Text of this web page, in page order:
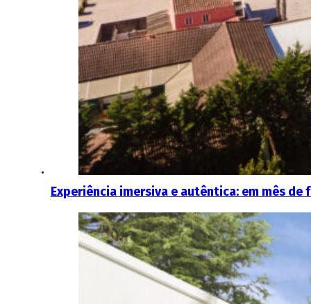
Experiência imersiva e autêntica: em mês